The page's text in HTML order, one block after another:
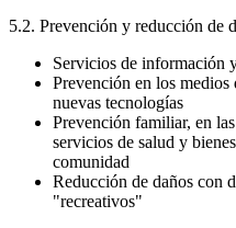
5.2. Prevención y reducción de
Servicios de información
Prevención en los
nuevas tecnologías
Prevención familiar, en
servicios de salud y
comunidad
Reducción de daños con
"recreativos"